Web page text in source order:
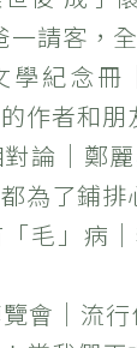
一請客，
紀念冊
作者和朋
論｜鄭
為了鋪排
毛」病
會｜流行